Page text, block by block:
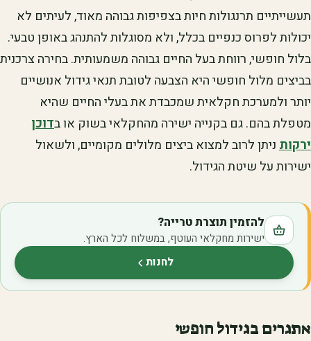
תעשייתיים תרנגולות חיות בצפיפות גבוהה מאוד, לעיתים לא
יכולות לפרוס כנפיים בכלל, ולא מסוגלות להתנהג באופן טבעי.
בלול חופשי, רווחת בעל החיים גבוהה משמעותית. בחירה צרכנית
בביצים מלול חופשי היא הצבעה לטובת תנאי גידול אנושיים
יותר ולמערכת חקלאית שמכבדת את בעלי החיים שהיא
מטפלת בהם. גם בקנייה ישירה מהחקלאי בשוק או בדוכן
ירקותניתן לרוב למצוא ביצים מלולים מקומיים, ולשאול
ישירות על שיטת הגידול.
להזמין תוצרת טרייה?
ישירות מחקלאי העוטף, במשלוח לכל הארץ.
לחנות(נפתח בלשונית חדשה)
אתגרים בגידול חופשי